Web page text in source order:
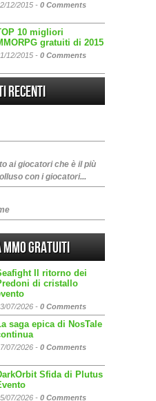
12/2015 - 0 Comments
10 migliori
gratuiti di 2015
12/2015 - 0 Comments
Recenti
ai giocatori che è il più
con i giocatori...
gratuiti
Il ritorno dei
di cristallo
07/2026 - 0 Comments
saga epica di NosTale
07/2026 - 0 Comments
Sfida di Plutus
07/2026 - 0 Comments